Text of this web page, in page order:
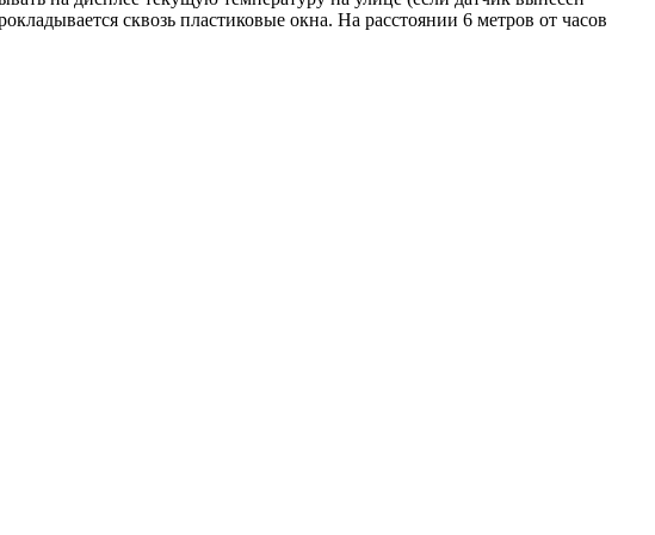
сквозь пластиковые окна. На расстоянии 6 метров от часов